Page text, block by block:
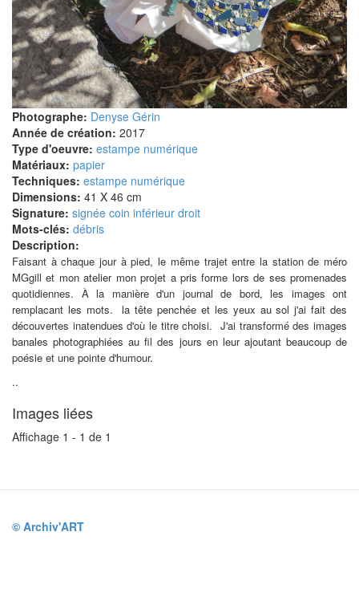
Photographe: Denyse Gérin
Année de création: 2017
Type d'oeuvre: estampe numérique
Matériaux: papier
Techniques: estampe numérique
Dimensions: 41 X 46 cm
Signature: signée coin inférieur droit
Mots-clés: débris
Description:
Faisant à chaque jour à pied, le même trajet entre la station de méro
MGgill et mon atelier mon projet a pris forme lors de ses promenades
quotidiennes. À la manière d'un journal de bord, les images ont
remplacant les mots. la tête penchée et les yeux au sol j'ai fait des
découvertes inatendues d'où le titre choisi. J'ai transformé des images
banales photographiées au fil des jours en leur ajoutant beaucoup de
poésie et une pointe d'humour.
..
Images liées
Affichage 1 - 1 de 1
© Archiv'ART